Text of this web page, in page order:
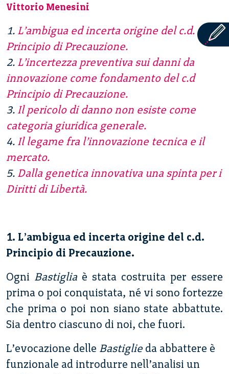
Vittorio Menesini
1. L’ambigua ed incerta origine del c.d.
Principio di Precauzione.
2. L’incertezza preventiva sui danni da
innovazione come fondamento del c.d
Principio di Precauzione.
3. Il pericolo di danno non esiste come
categoria giuridica generale.
4. Il legame fra l’innovazione tecnica e il
mercato.
5. Dalla genetica innovativa una spinta per i
Diritti di Libertà.
1. L’ambigua ed incerta origine del c.d.
Principio di Precauzione.
Ogni Bastiglia è stata costruita per essere
prima o poi conquistata, né vi sono fortezze
che prima o poi non siano state abbattute.
Sia dentro ciascuno di noi, che fuori.
L’evocazione delle Bastiglie da abbattere è
funzionale ad introdurre nell’analisi un